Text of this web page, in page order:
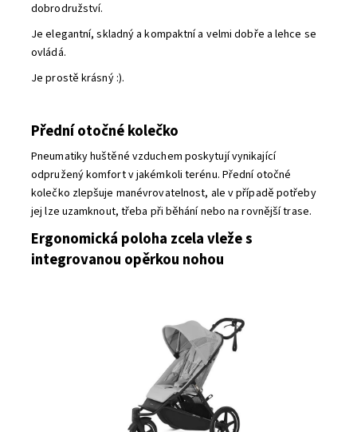
dobrodružství.
Je elegantní, skladný a kompaktní a velmi dobře a lehce se
ovládá.
Je prostě krásný :).
Přední otočné kolečko
Pneumatiky huštěné vzduchem poskytují vynikající
odpružený komfort v jakémkoli terénu. Přední otočné
kolečko zlepšuje manévrovatelnost, ale v případě potřeby
jej lze uzamknout, třeba při běhání nebo na rovnější trase.
Ergonomická poloha zcela vleže s
integrovanou opěrkou nohou